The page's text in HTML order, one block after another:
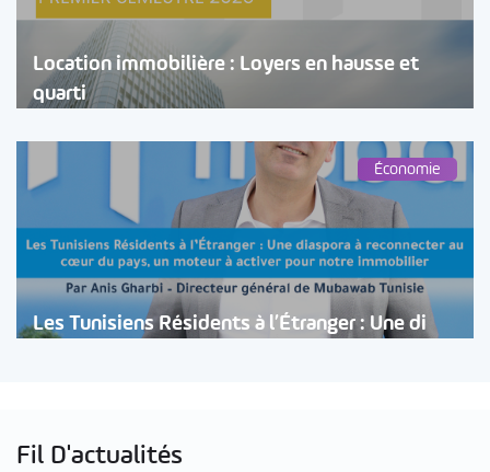
Location immobilière : Loyers en hausse et
quarti
Économie
Les Tunisiens Résidents à l’Étranger : Une di
Fil D'actualités